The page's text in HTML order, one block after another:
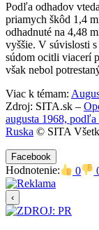
Podľa odhadov
priamych škôd 1,4
odhadnuté na 4,48
vyššie. V súvislosti
súdom ocitli viacerí
však nebol
Viac k témam:
Zdroj: SITA.sk –
augusta 1968,
Ruska © SITA
Facebook
Hodnotenie: 0
‹